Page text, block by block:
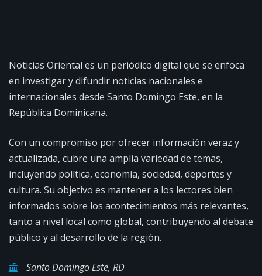
Noticias Oriental es un periódico digital que se enfoca
en investigar y difundir noticias nacionales e
internacionales desde Santo Domingo Este, en la
República Dominicana.
Con un compromiso por ofrecer información veraz y
actualizada, cubre una amplia variedad de temas,
incluyendo política, economía, sociedad, deportes y
cultura. Su objetivo es mantener a los lectores bien
informados sobre los acontecimientos más relevantes,
tanto a nivel local como global, contribuyendo al debate
público y al desarrollo de la región.
Santo Domingo Este, RD